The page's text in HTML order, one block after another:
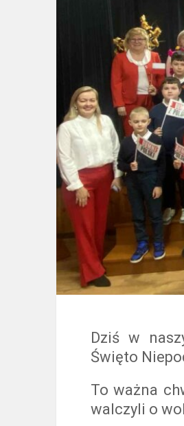
Dziś w
Święto
To ważna
walczyli o